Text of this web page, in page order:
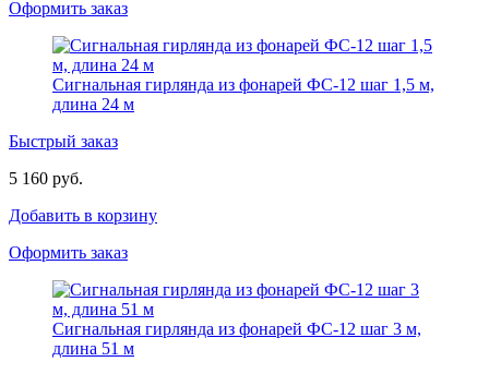
Оформить заказ
Сигнальная гирлянда из фонарей ФС-12 шаг 1,5 м,
длина 24 м
Быстрый заказ
5 160 руб.
Добавить в корзину
Оформить заказ
Сигнальная гирлянда из фонарей ФС-12 шаг 3 м,
длина 51 м